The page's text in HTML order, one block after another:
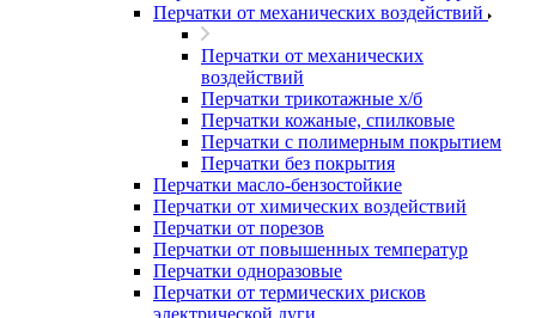
Перчатки от механических воздействий
Перчатки от механических
воздействий
Перчатки трикотажные х/б
Перчатки кожаные, спилковые
Перчатки с полимерным покрытием
Перчатки без покрытия
Перчатки масло-бензостойкие
Перчатки от химических воздействий
Перчатки от порезов
Перчатки от повышенных температур
Перчатки одноразовые
Перчатки от термических рисков
электрической дуги